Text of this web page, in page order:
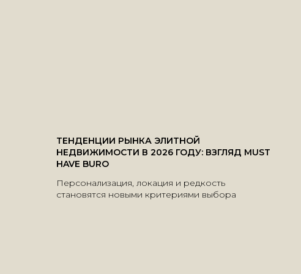
ТЕНДЕНЦИИ РЫНКА ЭЛИТНОЙ
НЕДВИЖИМОСТИ В 2026 ГОДУ: ВЗГЛЯД MUST
HAVE BURO
Персонализация, локация и редкость
становятся новыми критериями выбора